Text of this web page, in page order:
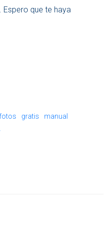
Espero que te haya
fotos gratis
manual